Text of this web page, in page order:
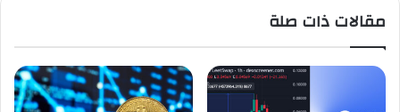
مقالات ذات صلة